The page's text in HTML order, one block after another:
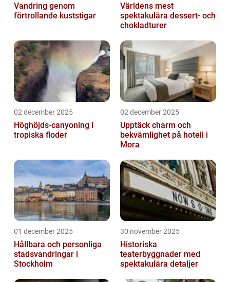
Vandring genom
förtrollande kuststigar
Världens mest
spektakulära dessert- och
chokladturer
02 december 2025
Höghöjds-canyoning i
tropiska floder
02 december 2025
Upptäck charm och
bekvämlighet på hotell i
Mora
01 december 2025
Hållbara och personliga
stadsvandringar i
Stockholm
30 november 2025
Historiska
teaterbyggnader med
spektakulära detaljer